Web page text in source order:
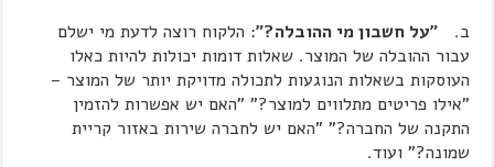
ב."על חשבון מי ההובלה?": הלקוח רוצה לדעת מי ישלם
עבור ההובלה של המוצר. שאלות דומות יכולות להיות כאלו
העוסקות בשאלות הנוגעות לתכולה מדויקת יותר של המוצר –
"אילו פריטים מתלווים למוצר?" "האם יש אפשרות להזמין
התקנה של החברה?" "האם יש לחברה שירות באזור קריית
שמונה?" ועוד.